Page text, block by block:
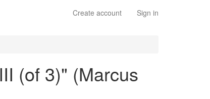
Create account Sign in
(of 3)" (Marcus